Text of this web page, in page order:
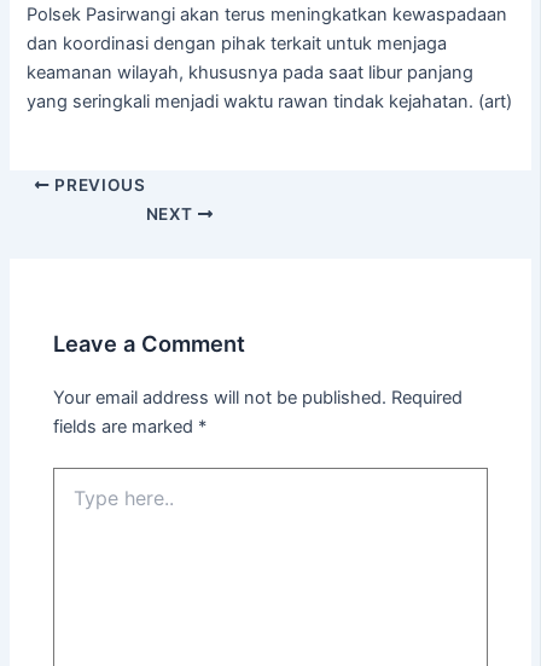
Polsek Pasirwangi akan terus meningkatkan kewaspadaan
dan koordinasi dengan pihak terkait untuk menjaga
keamanan wilayah, khususnya pada saat libur panjang
yang seringkali menjadi waktu rawan tindak kejahatan. (art)
PREVIOUS
NEXT
Leave a Comment
Your email address will not be published. Required
fields are marked *
here..